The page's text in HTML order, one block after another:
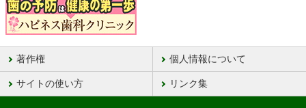
著作権 個人情報について
サイトの使い方 リンク集